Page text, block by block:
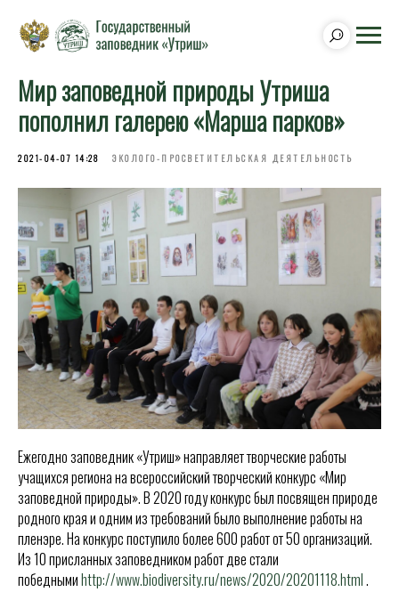
Мир заповедной природы Утриша
пополнил галерею «Марша парков»
2021-04-07 14:28 ЭКОЛОГО-ПРОСВЕТИТЕЛЬСКАЯ ДЕЯТЕЛЬНОСТЬ
Ежегодно заповедник «Утриш» направляет творческие работы
учащихся региона на всероссийский творческий конкурс «Мир
заповедной природы». В 2020 году конкурс был посвящен природе
родного края и одним из требований было выполнение работы на
пленэре. На конкурс поступило более 600 работ от 50 организаций.
Из 10 присланных заповедником работ две стали
победнымиhttp://www.biodiversity.ru/news/2020/20201118.html.